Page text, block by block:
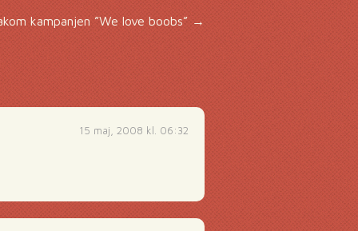
kampanjen ”We love boobs”→
15 maj, 2008 kl. 06:32